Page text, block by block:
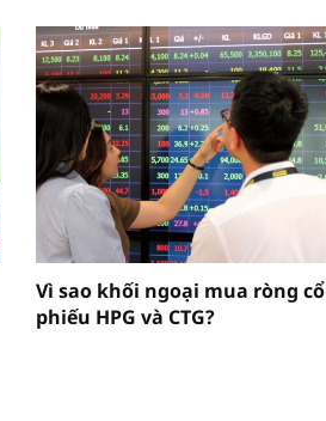
Vì sao khối ngoại mua ròng cổ
phiếu HPG và CTG?